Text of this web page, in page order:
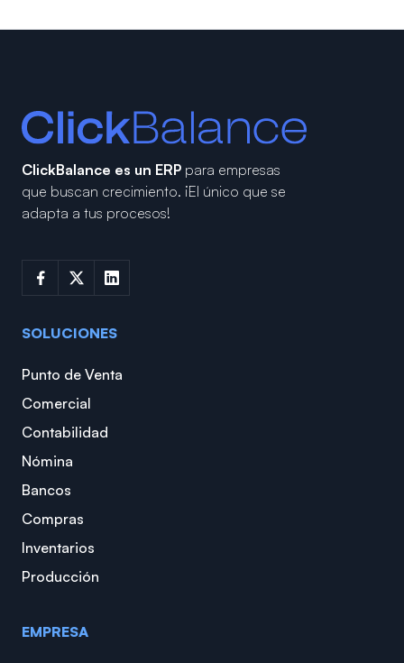
ClickBalance es un ERP para empresas
que buscan crecimiento. ¡El único que se
adapta a tus procesos!
SOLUCIONES
Punto de Venta
Comercial
Contabilidad
Nómina
Bancos
Compras
Inventarios
Producción
EMPRESA